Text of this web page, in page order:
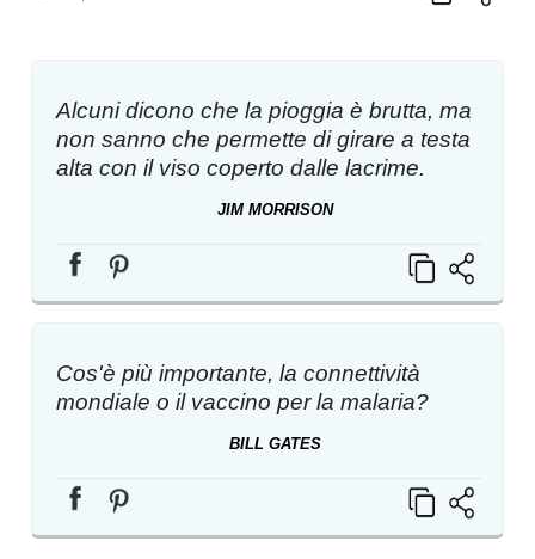
Alcuni dicono che la pioggia è brutta, ma
non sanno che permette di girare a testa
alta con il viso coperto dalle lacrime.
JIM MORRISON
Cos'è più importante, la connettività
mondiale o il vaccino per la malaria?
BILL GATES